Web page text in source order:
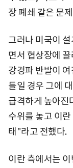
장 폐쇄 같은 문
그러나 미국이
면서 협상장에
강경파 반발이
들일 경우 그에
급격하게 높아진
수위를 놓고 이
태"라고 전했다.
이란 측에서는